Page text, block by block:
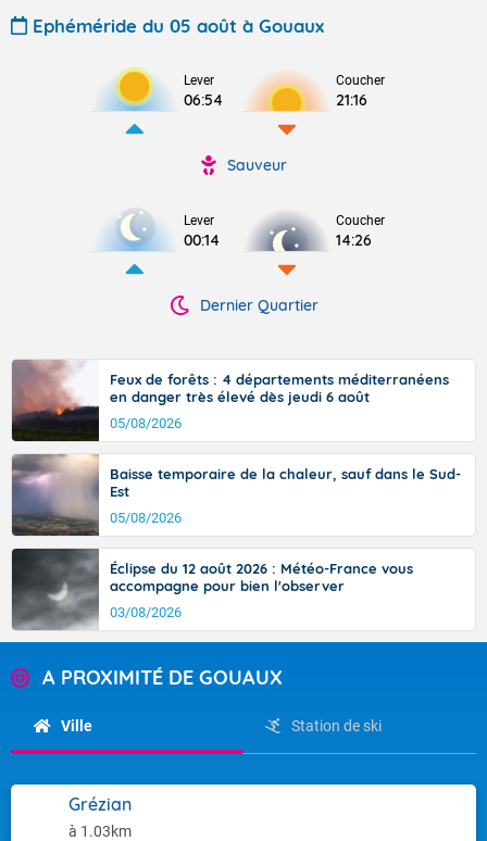
Ephéméride du 05 août à Gouaux
Lever
06:54
Coucher
21:16
Sauveur
Lever
00:14
Coucher
14:26
Dernier Quartier
Feux de forêts : 4 départements méditerranéens
en danger très élevé dès jeudi 6 août
05/08/2026
Baisse temporaire de la chaleur, sauf dans le Sud-
Est
05/08/2026
Éclipse du 12 août 2026 : Météo-France vous
accompagne pour bien l'observer
03/08/2026
A PROXIMITÉ DE GOUAUX
Ville Station de ski
Grézian
à 1.03km